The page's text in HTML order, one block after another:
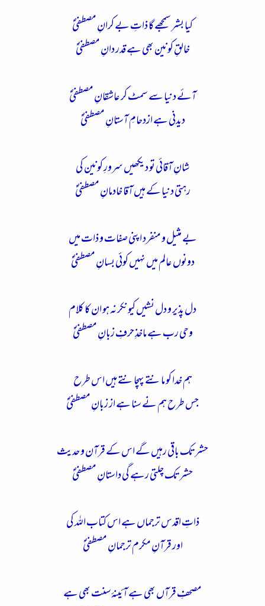
کیا بشر سمجھے گا ذاتِ بے کرانِ مصطفیٰؐ
خالقِ کونین بھی ہے قدر دانِ مصطفیٰؐ
آئے دنیا سے سمٹ کر عاشقانِ مصطفیٰؐ
دیدنی ہے ازدحامِ آستانِ مصطفیٰؐ
شانِ آقائی تو دیکھیں سرورِ کونین کی
رہتی دنیا کے ہیں آقا خادمانِ مصطفیٰؐ
بے مثیل و منفرد اپنی صفات و ذات میں
دونوں عالم میں نہیں کوئی بسانِ مصطفیٰؐ
دل پذیر و دل نشیں کیونکر نہ ہو ان کا کلام
وحی رب ہے ماخذِ حرفِ زبانِ مصطفیٰؐ
ہم خدا کو مانتے پہچانتے ہیں اس طرح
جس طرح ہم نے سنا ہے از زبانِ مصطفیٰؐ
حشر تک باقی رہیں گے اس کے قرآن و حدیث
حشر تک چلتی رہے گی داستانِ مصطفیٰؐ
ذاتِ اقدس ترجماں ہے اس کتاب اللہ کی
اور قرآنِ مکرم ترجمانِ مصطفیٰؐ
مصحفِ قرآں بھی ہے آئینۂ سنت بھی ہے